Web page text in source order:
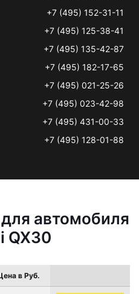
+7 (495) 152-31-11
+7 (495) 125-38-41
+7 (495) 135-42-87
+7 (495) 182-17-65
+7 (495) 021-25-26
+7 (495) 023-42-98
+7 (495) 431-00-33
+7 (495) 128-01-88
автомобиля
QX30
в Руб.